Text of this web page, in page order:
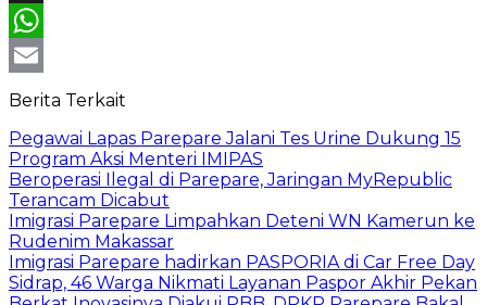
X
WhatsApp
Email
Berita Terkait
Pegawai Lapas Parepare Jalani Tes Urine Dukung 15
Program Aksi Menteri IMIPAS
Beroperasi Ilegal di Parepare, Jaringan MyRepublic
Terancam Dicabut
Imigrasi Parepare Limpahkan Deteni WN Kamerun ke
Rudenim Makassar
Imigrasi Parepare hadirkan PASPORIA di Car Free Day
Sidrap, 46 Warga Nikmati Layanan Paspor Akhir Pekan